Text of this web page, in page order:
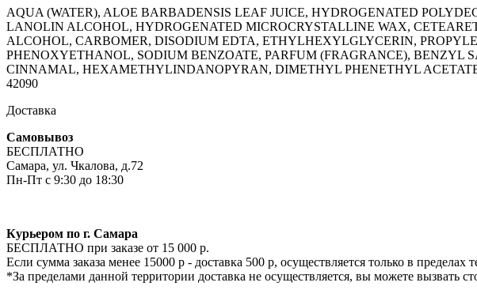
AQUA (WATER), ALOE BARBADENSIS LEAF JUICE, HYDROGENATED
LANOLIN ALCOHOL, HYDROGENATED MICROCRYSTALLINE WAX,
ALCOHOL, CARBOMER, DISODIUM EDTA, ETHYLHEXYLGLYCERIN,
PHENOXYETHANOL, SODIUM BENZOATE, PARFUM (FRAGRANCE),
CINNAMAL, HEXAMETHYLINDANOPYRAN, DIMETHYL PHENETHYL
42090
Доставка
Самовывоз
БЕСПЛАТНО
Самара, ул. Чкалова, д.72
Пн-Пт с 9:30 до 18:30
Курьером по г. Самара
БЕСПЛАТНО при заказе от 15 000 р.
Если сумма заказа менее 15000 р - доставка 500 р, осуществляется только в
*За пределами данной территории доставка не осуществляется, вы можете вызвать